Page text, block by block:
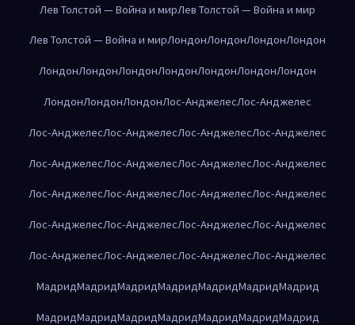
Лев Толстой — Война и мирЛев Толстой — Война и мир
Лев Толстой — Война и мирЛондонЛондонЛондонЛондон
ЛондонЛондонЛондонЛондонЛондонЛондонЛондон
ЛондонЛондонЛондонЛос-АнджелесЛос-Анджелес
Лос-АнджелесЛос-АнджелесЛос-АнджелесЛос-Анджелес
Лос-АнджелесЛос-АнджелесЛос-АнджелесЛос-Анджелес
Лос-АнджелесЛос-АнджелесЛос-АнджелесЛос-Анджелес
Лос-АнджелесЛос-АнджелесЛос-АнджелесЛос-Анджелес
Лос-АнджелесЛос-АнджелесЛос-АнджелесЛос-Анджелес
МадридМадридМадридМадридМадридМадридМадрид
МадридМадридМадридМадридМадридМадридМадрид